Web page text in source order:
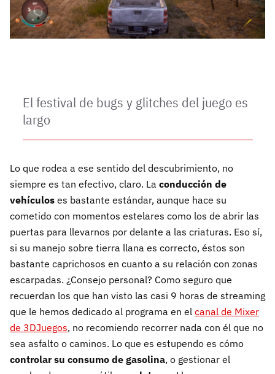
El festival de bugs y glitches del juego es
largo
Lo que rodea a ese sentido del descubrimiento, no
siempre es tan efectivo, claro. La conducción de
vehículos es bastante estándar, aunque hace su
cometido con momentos estelares como los de abrir las
puertas para llevarnos por delante a las criaturas. Eso sí,
si su manejo sobre tierra llana es correcto, éstos son
bastante caprichosos en cuanto a su relación con zonas
escarpadas. ¿Consejo personal? Como seguro que
recuerdan los que han visto las casi 9 horas de streaming
que le hemos dedicado al programa en el canal de Mixer
de 3DJuegos, no recomiendo recorrer nada con él que no
sea asfalto o caminos. Lo que es estupendo es cómo
controlar su consumo de gasolina, o gestionar el